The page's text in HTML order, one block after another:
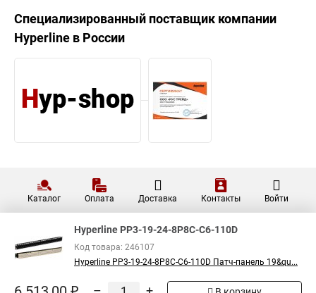
Специализированный поставщик компании
Hyperline в России
Каталог Оплата Доставка Контакты Войти
Hyperline PP3-19-24-8P8C-C6-110D
Код товара: 246107
Hyperline PP3-19-24-8P8C-C6-110D Патч-панель 19&qu...